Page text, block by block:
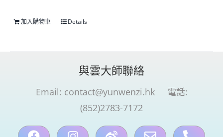
加入購物車 Details
與雲大師聯絡
Email: contact@yunwenzi.hk電話:
(852)2783-7172